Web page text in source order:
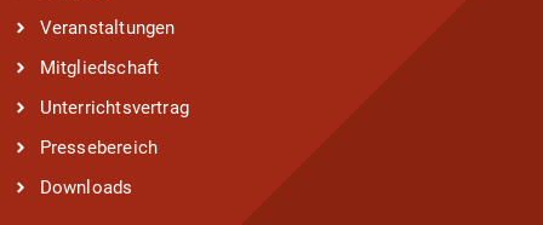
Veranstaltungen
Mitgliedschaft
Unterrichtsvertrag
Pressebereich
Downloads